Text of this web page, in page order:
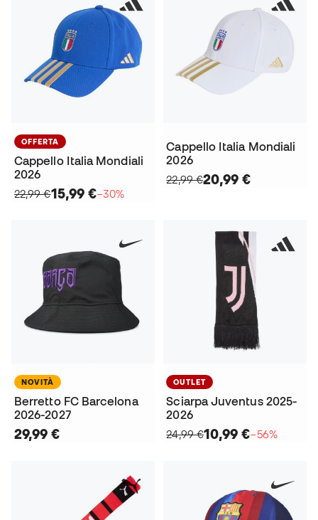
OFFERTA
Cappello Italia Mondiali
2026
22,99 €15,99 €−30%
Cappello Italia Mondiali
2026
22,99 €20,99 €
NOVITÀ
Berretto FC Barcelona
2026-2027
29,99 €
OUTLET
Sciarpa Juventus 2025-
2026
24,99 €10,99 €−56%